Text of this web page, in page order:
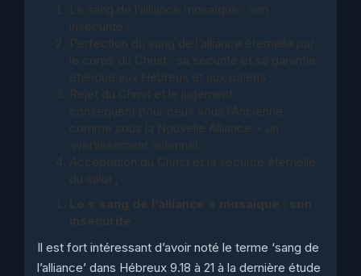
Le sang de l’alliance mosaïque : son
insécurité ;
Perfection du sang de l’alliance éternelle par
le corps du Christ : sa sécurité et sa garantie
étendue aux Hébreux et aux païens ;
Rejet du Christ et le jugement
conséquent pour ceux sous l’Ancienne
comme sous la Nouvelle Alliance > un
avertissement solennel ;
Acceptation du Christ et la sécurité éternelle
du salut ;
Le « sang de l’alliance » mosaïque : son
insécurité
Il est fort intéressant d’avoir noté le terme ‘sang de
l’alliance’ dans Hébreux 9.18 à 21 à la dernière étude